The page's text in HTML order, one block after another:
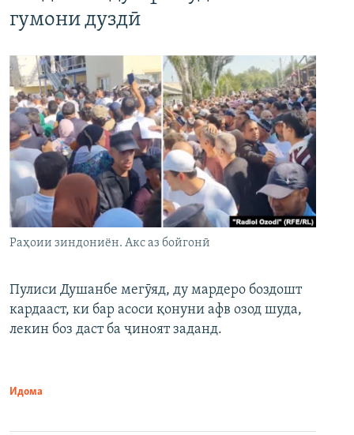
гумони дуздӣ
Раҳоии зиндониён. Акс аз бойгонӣ
Пулиси Душанбе мегӯяд, ду мардеро боздошт
кардааст, ки бар асоси қонуни афв озод шуда,
лекин боз даст ба ҷиноят заданд.
Идома